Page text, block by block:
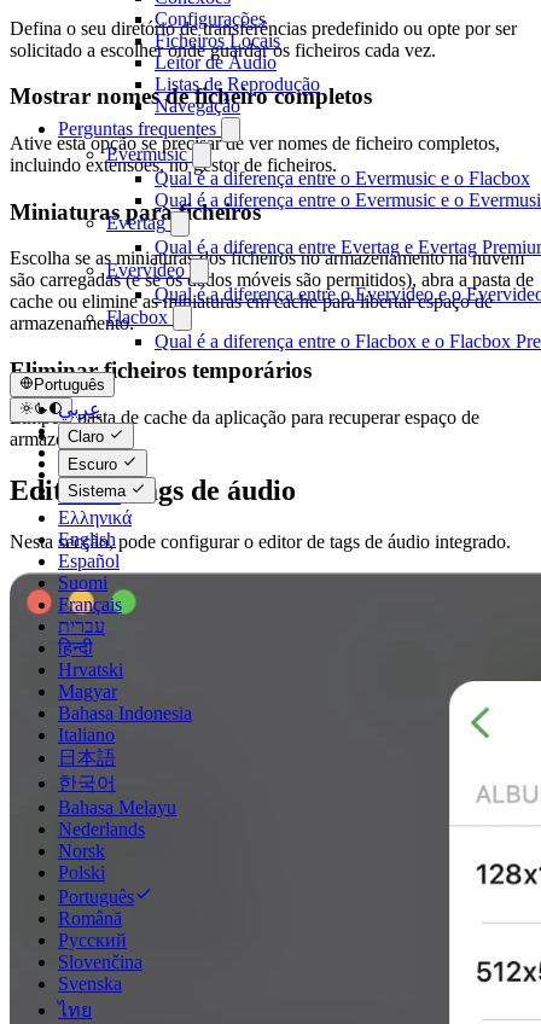
Configurações
Ficheiros Locais
Leitor de Áudio
Listas de Reprodução
Navegação
Perguntas frequentes
Evermusic
Qual é a diferença entre o Evermusic e o Flacbox
Qual é a diferença entre o Evermusic e o
Evertag
Qual é a diferença entre Evertag e Evertag
Evervideo
Qual é a diferença entre o Evervideo e o
Flacbox
Qual é a diferença entre o Flacbox e o Flacbox
Português
عربي
Català
Čeština
Dansk
Deutsch
Ελληνικά
English
Español
Suomi
Français
עברית
हिन्दी
Hrvatski
Magyar
Bahasa Indonesia
Italiano
日本語
한국어
Bahasa Melayu
Nederlands
Norsk
Polski
Português
Română
Русский
Slovenčina
Svenska
ไทย
Claro
Escuro
Sistema
Defina o seu diretório de transferências predefinido ou opte por ser
solicitado a escolher onde guardar os ficheiros cada vez.
Mostrar nomes de ficheiro completos
Ative esta opção se precisar de ver nomes de ficheiro completos,
incluindo extensões, no gestor de ficheiros.
Miniaturas para ficheiros
Escolha se as miniaturas dos ficheiros no armazenamento na nuvem
são carregadas (e se os dados móveis são permitidos), abra a pasta de
cache ou elimine as miniaturas em cache para libertar espaço de
armazenamento.
Eliminar ficheiros temporários
Limpe a pasta de cache da aplicação para recuperar espaço de
armazenamento.
Editor de tags de áudio
Nesta secção, pode configurar o editor de tags de áudio integrado.